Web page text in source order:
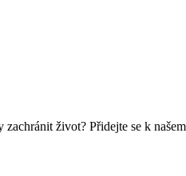
život? Přidejte se k